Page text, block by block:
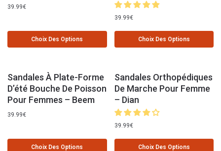
39.99€
Choix Des Options
39.99€
Choix Des Options
Sandales À Plate-Forme
D’été Bouche De Poisson
Pour Femmes – Beem
39.99€
Choix Des Options
Sandales Orthopédiques
De Marche Pour Femme
– Dian
39.99€
Choix Des Options